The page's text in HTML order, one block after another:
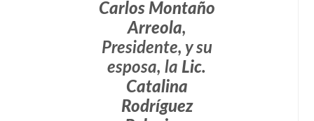
Carlos Montaño
Arreola,
Presidente, y su
esposa, la Lic.
Catalina
Rodríguez